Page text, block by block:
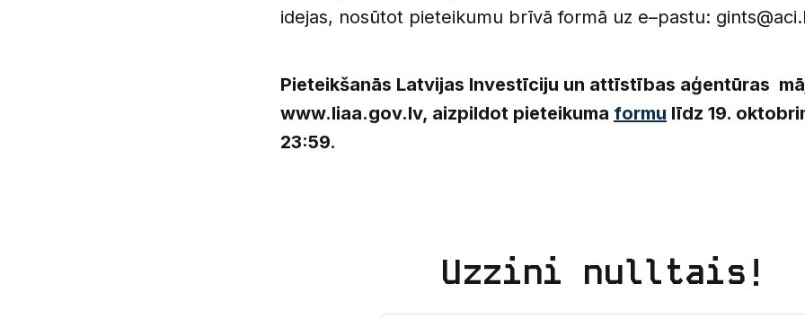
idejas, nosūtot pieteikumu brīvā formā uz e–pastu:
Pieteikšanās Latvijas Investīciju un attīstības aģentūras
www.liaa.gov.lv, aizpildot pieteikuma formu līdz 19.
23:59.
Uzzini nulltais!